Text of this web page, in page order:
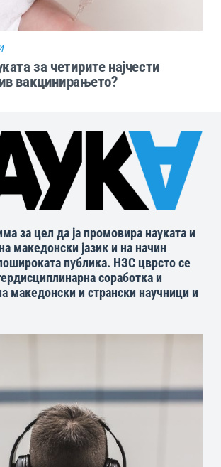
за четирите најчести
вакцинирањето?
за цел да ја промовира науката и
македонски јазик и на начин
публика. НЗС цврсто се
соработка и
македонски и странски научници и